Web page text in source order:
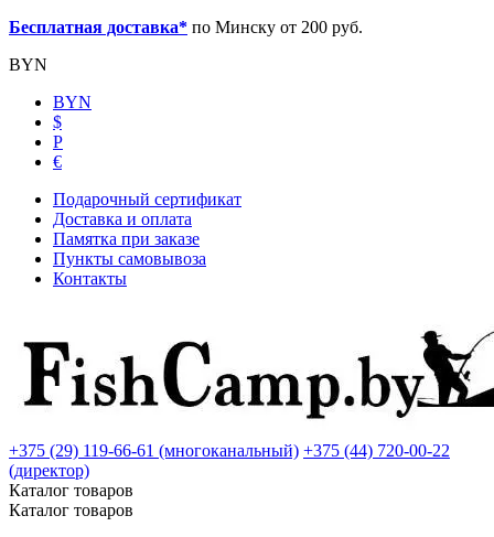
Бесплатная доставка* по Минску от 200 руб.
BYN
BYN
$
Р
€
Подарочный сертификат
Доставка и оплата
Памятка при заказе
Пункты самовывоза
Контакты
+375 (29) 119-66-61 (многоканальный) +375 (44) 720-00-22
(директор)
Каталог товаров
Каталог товаров